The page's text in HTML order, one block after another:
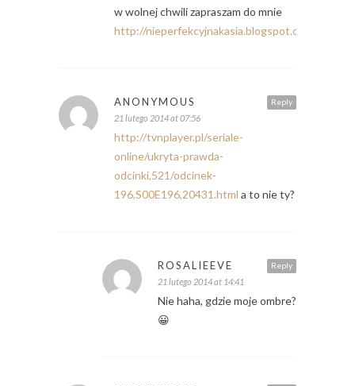
w wolnej chwili zapraszam do mnie
http://nieperfekcyjnakasia.blogspot.com/
Reply
ANONYMOUS
21 lutego 2014 at 07:56
http://tvnplayer.pl/seriale-
online/ukryta-prawda-
odcinki,521/odcinek-
196,S00E196,20431.html a to nie ty?
Reply
ROSALIEEVE
21 lutego 2014 at 14:41
Nie haha, gdzie moje ombre?
😀